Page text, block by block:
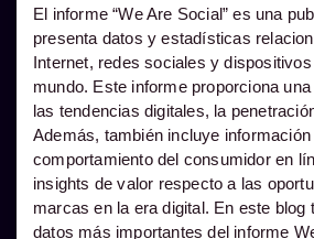
El informe “We Are Social” es una
presenta datos y estadísticas
Internet, redes sociales y
mundo. Este informe proporciona
las tendencias digitales, la
Además, también incluye
comportamiento del consumidor en
insights de valor respecto a las
marcas en la era digital. En este blog
datos más importantes del informe